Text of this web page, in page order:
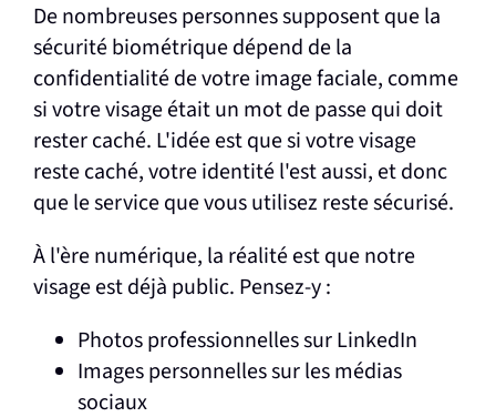
De nombreuses personnes supposent que la
sécurité biométrique dépend de la
confidentialité de votre image faciale, comme
si votre visage était un mot de passe qui doit
rester caché. L'idée est que si votre visage
reste caché, votre identité l'est aussi, et donc
que le service que vous utilisez reste sécurisé.
À l'ère numérique, la réalité est que notre
visage est déjà public. Pensez-y :
Photos professionnelles sur LinkedIn
Images personnelles sur les médias
sociaux